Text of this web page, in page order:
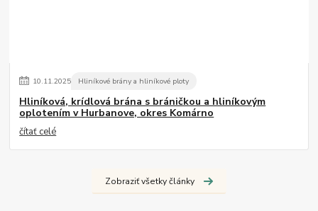
10.11.2025 Hliníkové brány a hliníkové ploty
Hliníková, krídlová brána s bráničkou a hliníkovým
oplotením v Hurbanove, okres Komárno
čítať celé
Zobraziť všetky články